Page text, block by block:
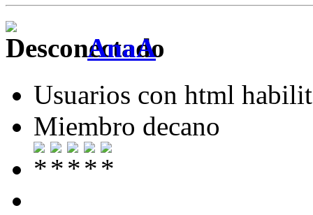
AnaA
Usuarios con html
Miembro decano